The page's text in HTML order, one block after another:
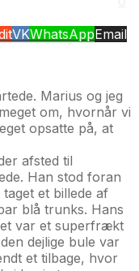
VKWhatsAppEmail
Marius og jeg
om, hvornår vi
opsatte på, at
afsted til
Han stod foran
et billede af
blå trunks. Hans
var et superfrækt
dejlige bule var
et tilbage, hvor